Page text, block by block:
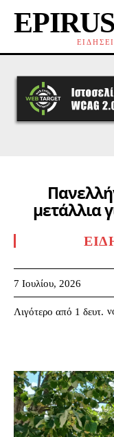
μετάλλια
7 Ιουλίου, 2026
Λιγότερο από 1 δευτ.